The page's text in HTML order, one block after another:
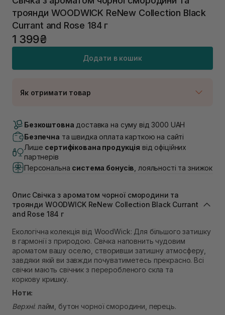
троянди WOODWICK ReNew Collection Black
Currant and Rose 184 г
1 399₴
Додати в кошик
Як отримати товар
Немає в наявності!
В наявності
Самовивіз м. Львів, вул. Академіка Підстригача, 1В
(Duck’s Lake)
Немає в наявності!
Самовивіз м. Львів, вул. Степана Бандери 45
В наявності
В наявності
Самовивіз м. Рівне, вул. Кулика і Гудачека 23 (ТЦ
Екватор)
В наявності
Безкоштовна доставка на суму від 3000 UAH
Безпечна та швидка оплата карткою на сайті
Лише сертифікована продукція від офіційних
партнерів
Персональна система бонусів , лояльності та знижок
Опис Свічка з ароматом чорної смородини та
троянди WOODWICK ReNew Collection Black Currant
and Rose 184 г
Екологічна колекція від WoodWick: Для більшого затишку
в гармонії з природою. Свічка наповнить чудовим
ароматом вашу оселю, створивши затишну атмосферу,
завдяки якій ви завжди почуватиметесь прекрасно. Всі
свічки мають свічник з переробленого скла та
коркову кришку.
Ноти:
Верхні: лайм, бутон чорної смородини, перець.